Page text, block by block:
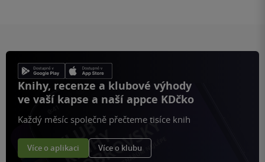
Knihy, recenze a klubové výhody
ve vaší kapse a naší appce KDčko
Každý měsíc společně přečteme tisíce knih
Více o aplikaci Více o klubu